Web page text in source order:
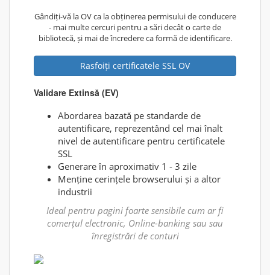
Gândiți-vă la OV ca la obținerea permisului de conducere
- mai multe cercuri pentru a sări decât o carte de
bibliotecă, și mai de încredere ca formă de identificare.
Rasfoiți certificatele SSL OV
Validare Extinsă (EV)
Abordarea bazată pe standarde de
autentificare, reprezentând cel mai înalt
nivel de autentificare pentru certificatele
SSL
Generare în aproximativ 1 - 3 zile
Menține cerințele browserului și a altor
industrii
Ideal pentru pagini foarte sensibile cum ar fi
comerțul electronic, Online-banking sau sau
înregistrări de conturi